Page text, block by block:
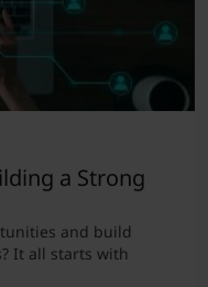
a Strong
and build
It all starts with